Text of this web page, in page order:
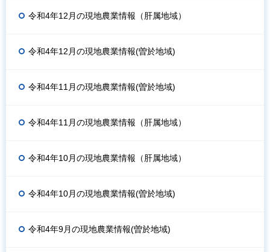
令和4年12月の現地農業情報（肝属地域）
令和4年12月の現地農業情報(曽於地域)
令和4年11月の現地農業情報(曽於地域)
令和4年11月の現地農業情報（肝属地域）
令和4年10月の現地農業情報（肝属地域）
令和4年10月の現地農業情報(曽於地域)
令和4年9月の現地農業情報(曽於地域)